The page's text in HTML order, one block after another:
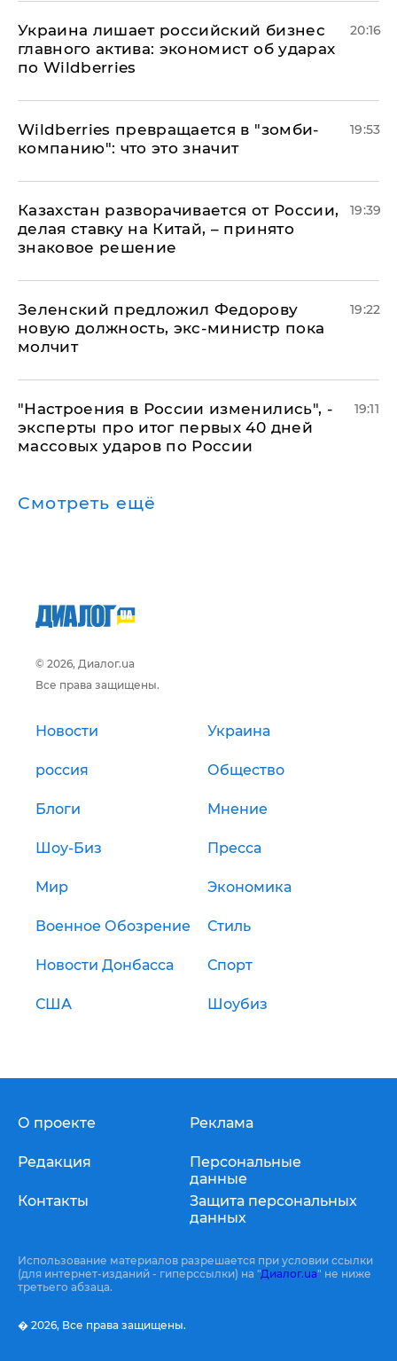
​Украина лишает российский бизнес
главного актива: экономист об ударах
по Wildberries
20:16
Wildberries превращается в "зомби-
компанию": что это значит
19:53
Казахстан разворачивается от России,
делая ставку на Китай, – принято
знаковое решение
19:39
Зеленский предложил Федорову
новую должность, экс-министр пока
молчит
19:22
"Настроения в России изменились", -
эксперты про итог первых 40 дней
массовых ударов по России
19:11
Смотреть ещё
© 2026, Диалог.ua
Все права защищены.
Новости Украина
россия Общество
Блоги Мнение
Шоу-Биз Пресса
Мир Экономика
Военное Обозрение Стиль
Новости Донбасса Спорт
США Шоубиз
О проекте
Редакция
Контакты
Реклама
Персональные
данные
Защита персональных
данных
Использование материалов разрешается при условии ссылки
(для интернет-изданий - гиперссылки) на "Диалог.ua" не ниже
третьего абзаца.
� 2026, Все права защищены.